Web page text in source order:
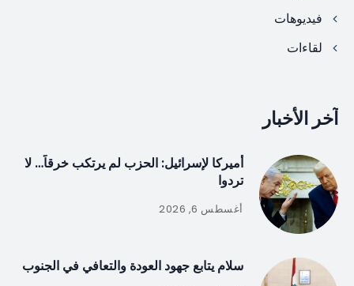
فيديوهات
لقاءات
آخر الأخبار
أميركا لإسرائيل: الحزب لم يرتكب خرقاً… لا
تردوا
أغسطس 6, 2026
سلام يتابع جهود العودة والتعافي في الجنوب